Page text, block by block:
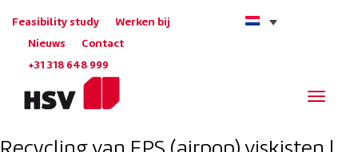
Feasibility study Werken bij
Nieuws Contact
+31 318 648 999